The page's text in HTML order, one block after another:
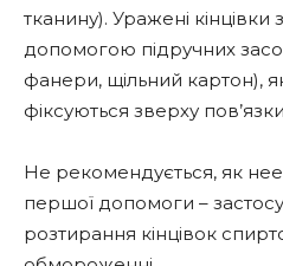
тканину). Уражені кінцівки
допомогою підручних
фанери, щільний картон),
фіксуються зверху
Не рекомендується, як
першої допомоги –
розтирання кінцівок